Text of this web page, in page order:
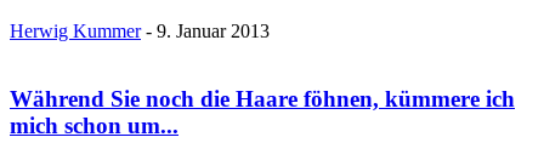
Herwig Kummer - 9. Januar 2013
Während Sie noch die Haare föhnen, kümmere ich
mich schon um...